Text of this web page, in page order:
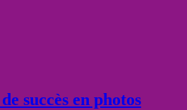
succès en photos